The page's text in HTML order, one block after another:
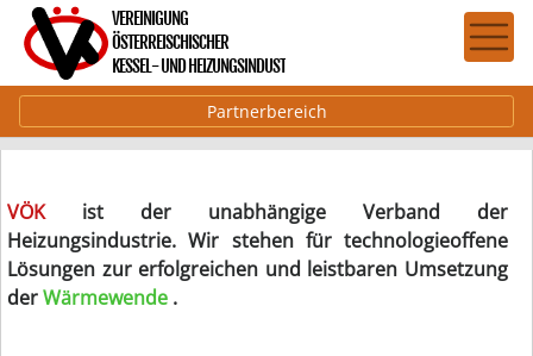
Partnerbereich
VÖKist der unabhängige Verband der
Heizungsindustrie. Wir stehen für technologieoffene
Lösungen zur erfolgreichen und leistbaren Umsetzung
derWärmewende .